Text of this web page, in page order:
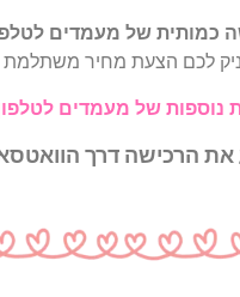
כמותית של מעמדים
לכם הצעת מחיר משתלמת
נוספות של מעמדים
את הרכישה דרך